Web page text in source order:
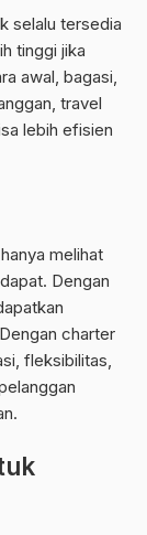
selalu tersedia
tinggi jika
awal, bagasi,
travel
lebih efisien
melihat
Dengan
charter
fleksibilitas,